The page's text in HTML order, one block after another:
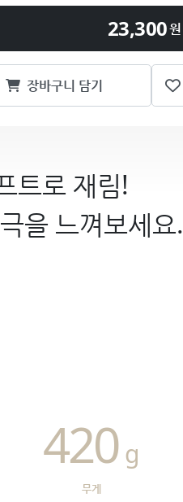
23,300원
장바구니 담기
트로 재림!
을 느껴보세요.
무게
420 g